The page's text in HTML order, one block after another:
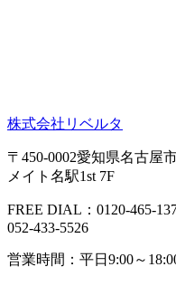
株式会社リベルタ
〒450-0002愛知県名古屋
メイト名駅1st 7F
FREE DIAL：0120-465-
052-433-5526
営業時間：平日9:00～